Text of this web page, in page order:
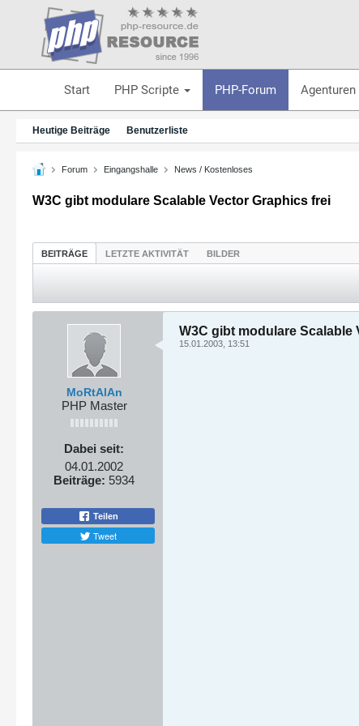
Start PHP Scripte PHP-Forum Agenturen
Heutige Beiträge Benutzerliste
Forum Eingangshalle News / Kostenloses
W3C gibt modulare Scalable Vector Graphics frei
BEITRÄGE LETZTE AKTIVITÄT BILDER
MoRtAlAn
PHP Master
Dabei seit:
04.01.2002
Beiträge: 5934
Teilen
Tweet
W3C gibt modulare Scalable
15.01.2003, 13:51